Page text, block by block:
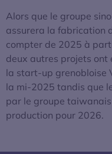
Alors que le groupe
assurera la fabrication
compter de 2025 à
deux autres projets ont
la start-up grenobloise
la mi-2025 tandis que
par le groupe
production pour 2026.